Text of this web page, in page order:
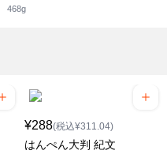
468g
¥288(税込¥311.04)
はんぺん大判 紀文